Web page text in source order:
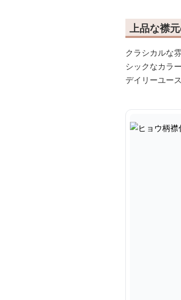
上品な襟
クラシカルな
シックなカラ
デイリーユー